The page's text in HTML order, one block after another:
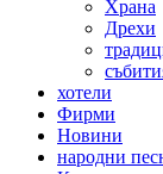
Храна
Дрехи
хотели
Фирми
Новини
народни